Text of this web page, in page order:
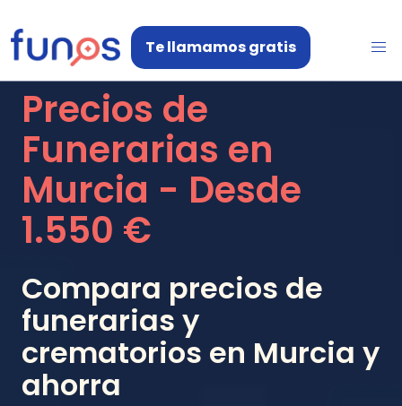
Te llamamos gratis
Precios de
Funerarias en
Murcia - Desde
1.550 €
Compara precios de
funerarias y
crematorios en Murcia y
ahorra